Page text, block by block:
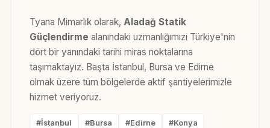
Tyana Mimarlık olarak, Aladağ Statik
Güçlendirme alanındaki uzmanlığımızı Türkiye'nin
dört bir yanındaki tarihi miras noktalarına
taşımaktayız. Başta İstanbul, Bursa ve Edirne
olmak üzere tüm bölgelerde aktif şantiyelerimizle
hizmet veriyoruz.
#İstanbul #Bursa #Edirne #Konya